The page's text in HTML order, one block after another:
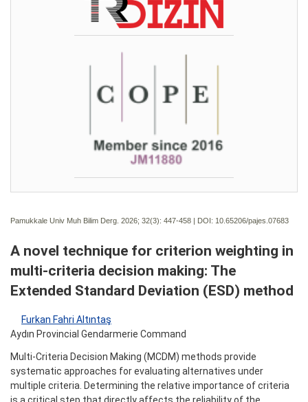
Pamukkale Univ Muh Bilim Derg. 2026; 32(3): 447-458 | DOI: 10.65206/pajes.07683
A novel technique for criterion weighting in
multi-criteria decision making: The
Extended Standard Deviation (ESD) method
Furkan Fahri Altıntaş
Aydın Provincial Gendarmerie Command
Multi-Criteria Decision Making (MCDM) methods provide
systematic approaches for evaluating alternatives under
multiple criteria. Determining the relative importance of criteria
is a critical step that directly affects the reliability of the